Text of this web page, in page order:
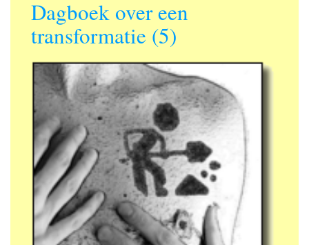
Dagboek over een
transformatie (5)